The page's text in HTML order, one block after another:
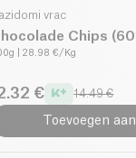
vrac
Chips
| 28.98 €/Kg
€ 14.49 €
Toevoegen